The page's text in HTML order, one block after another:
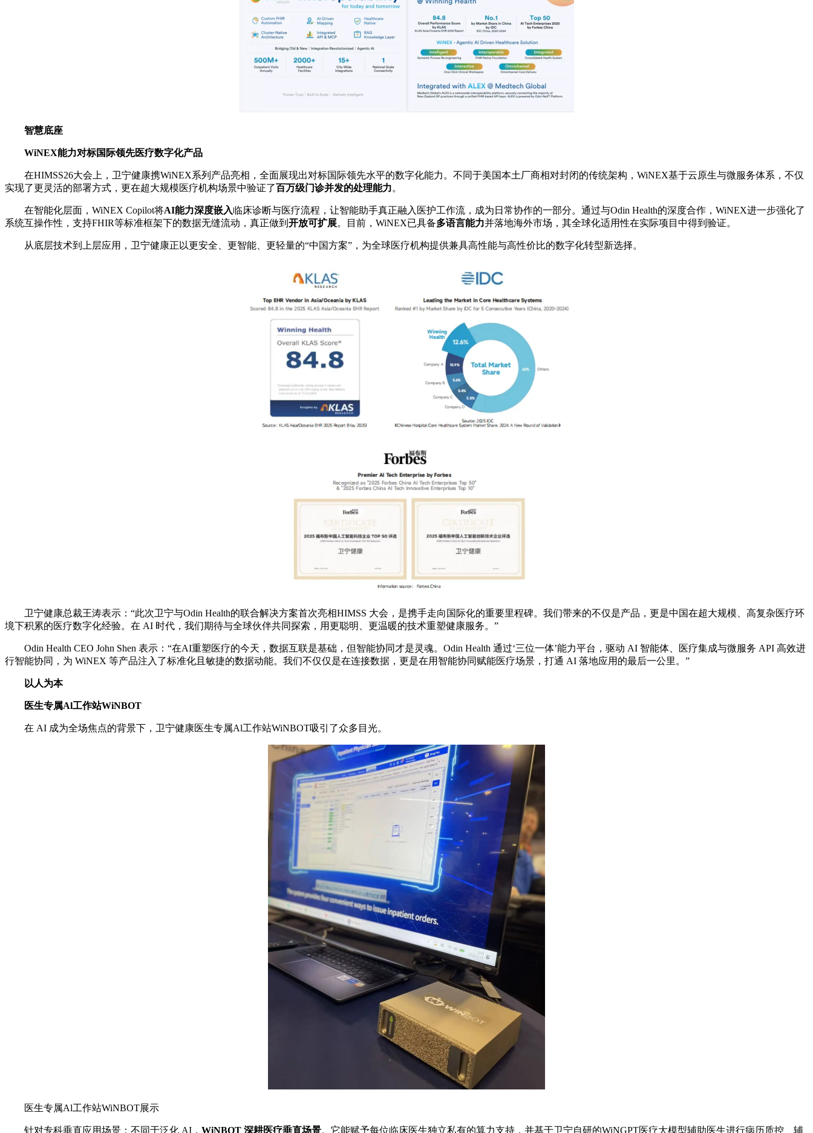
智慧底座
WiNEX能力对标国际领先医疗数字化产品
在HIMSS26大会上，卫宁健康携WiNEX系列产品亮相，全面展现出对标国际领先水平的数字化能力。不同于美国本土厂商相对封闭的传统架构，WiNEX基于云原生与微服务体系，不仅
实现了更灵活的部署方式，更在超大规模医疗机构场景中验证了百万级门诊并发的处理能力。
在智能化层面，WiNEX Copilot将AI能力深度嵌入临床诊断与医疗流程，让智能助手真正融入医护工作流，成为日常协作的一部分。通过与Odin Health的深度合作，WiNEX进一步强化了
系统互操作性，支持FHIR等标准框架下的数据无缝流动，真正做到 开放可扩展。目前，WiNEX已具备多语言能力并落地海外市场，其全球化适用性在实际项目中得到验证。
从底层技术到上层应用，卫宁健康正以更安全、更智能、更轻量的“中国方案”，为全球医疗机构提供兼具高性能与高性价比的数字化转型新选择。
卫宁健康总裁王涛表示：“此次卫宁与Odin Health的联合解决方案首次亮相HIMSS 大会，是携手走向国际化的重要里程碑。我们带来的不仅是产品，更是中国在超大规模、高复杂医疗环
境下积累的医疗数字化经验。在 AI 时代，我们期待与全球伙伴共同探索，用更聪明、更温暖的技术重塑健康服务。”
Odin Health CEO John Shen 表示：“在AI重塑医疗的今天，数据互联是基础，但智能协同才是灵魂。Odin Health 通过‘三位一体’能力平台，驱动 AI 智能体、医疗集成与微服务 API 高效进
行智能协同，为 WiNEX 等产品注入了标准化且敏捷的数据动能。我们不仅仅是在连接数据，更是在用智能协同赋能医疗场景，打通 AI 落地应用的最后一公里。”
以人为本
医生专属Al工作站WiNBOT
在 AI 成为全场焦点的背景下，卫宁健康医生专属Al工作站WiNBOT吸引了众多目光。
医生专属Al工作站WiNBOT展示
针对专科垂直应用场景：不同于泛化 AI， WiNBOT 深耕医疗垂直场景。它能赋予每位临床医生独立私有的算力支持，并基于卫宁自研的WiNGPT医疗大模型辅助医生进行病历质控、辅